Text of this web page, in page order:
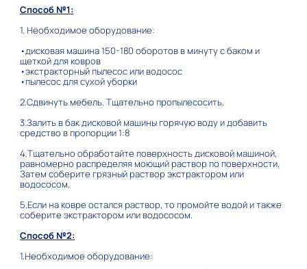
Способ №1:
1. Необходимое оборудование:
•дисковая машина 150-180 оборотов в минуту с баком и
щеткой для ковров
•экстракторный пылесос или водосос
•пылесос для сухой уборки
2.Сдвинуть мебель. Тщательно пропылесосить.
3.Залить в бак дисковой машины горячую воду и добавить
средство в пропорции 1:8
4.Тщательно обработайте поверхность дисковой машиной,
равномерно распределяя моющий раствор по поверхности.
Затем соберите грязный раствор экстрактором или
водососом.
5.Если на ковре остался раствор, то промойте водой и также
соберите экстрактором или водососом.
Способ №2:
1.Необходимое оборудование: